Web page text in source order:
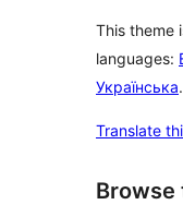
This theme
languages:
Українська.
Translate
Browse